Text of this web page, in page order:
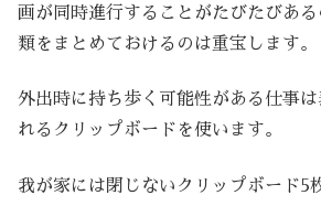
画が同時進行することがたびたびあ
類をまとめておけるのは重宝します。
外出時に持ち歩く可能性がある仕事
れるクリップボードを使います。
我が家には閉じないクリップボード5